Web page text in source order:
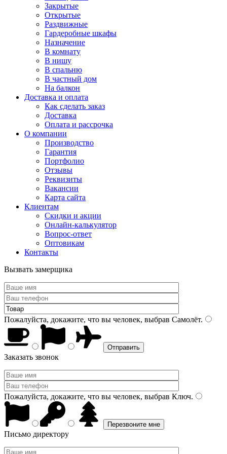
Закрытые
Открытые
Раздвижные
Гардеробные шкафы
Назначение
В комнату
В нишу
В спальню
В частный дом
На балкон
Доставка и оплата
Как сделать заказ
Доставка
Оплата и рассрочка
О компании
Производство
Гарантия
Портфолио
Отзывы
Реквизиты
Вакансии
Карта сайта
Клиентам
Скидки и акции
Онлайн-калькулятор
Вопрос-ответ
Оптовикам
Контакты
Вызвать замерщика
Пожалуйста, докажите, что вы человек, выбрав Самолёт.
Заказать звонок
Пожалуйста, докажите, что вы человек, выбрав Ключ.
Письмо директору